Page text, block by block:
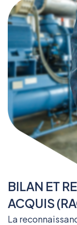
BILAN ET
ACQUIS
La